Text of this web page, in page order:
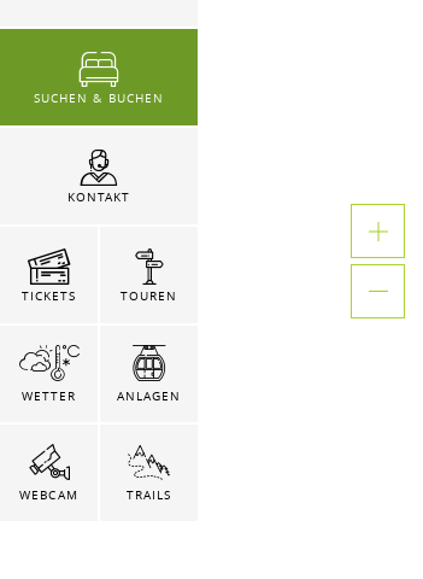
SUCHEN & BUCHEN
KONTAKT
TICKETS TOUREN
WETTER ANLAGEN
WEBCAM TRAILS